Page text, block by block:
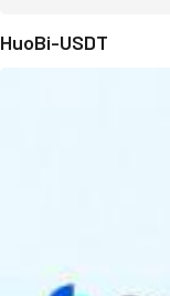
HuoBi-USDT